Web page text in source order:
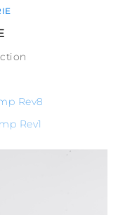
Rev8
Rev1